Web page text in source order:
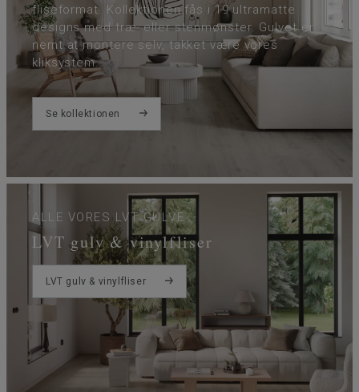
fliseformat. Kollektionen fås i 19 ultramatte
designs med træ- eller stenmønster. Gulvet er
nemt at montere selv, takket være vores
kliksystem.
Se kollektionen
ALLE VORES LVT GULVE
LVT gulv & vinylfliser
LVT gulv & vinylfliser